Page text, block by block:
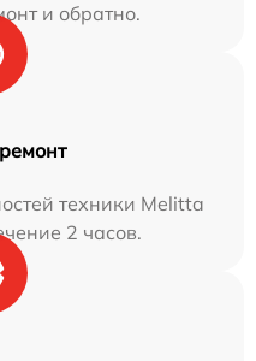
и обратно.
техники Melitta
2 часов.